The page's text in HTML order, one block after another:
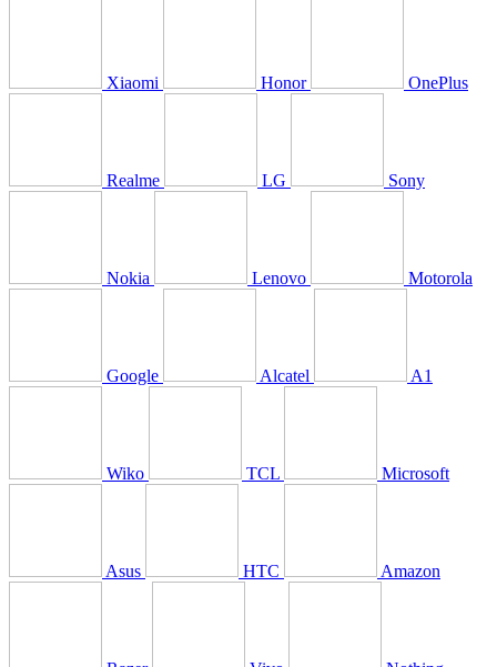
Xiaomi Honor OnePlus
Realme LG Sony
Nokia Lenovo Motorola
Google Alcatel A1
Wiko TCL Microsoft
Asus HTC Amazon